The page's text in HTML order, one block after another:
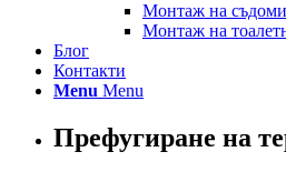
Монтаж на
Монтаж на
Блог
Контакти
Menu Menu
Префугиране на